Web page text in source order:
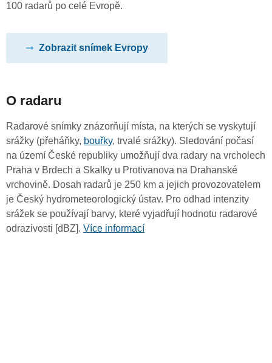
100 radarů po celé Evropě.
Zobrazit snímek Evropy
O radaru
Radarové snímky znázorňují místa, na kterých se vyskytují
srážky (přeháňky, bouřky, trvalé srážky). Sledování počasí
na území České republiky umožňují dva radary na vrcholech
Praha v Brdech a Skalky u Protivanova na Drahanské
vrchovině. Dosah radarů je 250 km a jejich provozovatelem
je Český hydrometeorologický ústav. Pro odhad intenzity
srážek se používají barvy, které vyjadřují hodnotu radarové
odrazivosti [dBZ]. Více informací